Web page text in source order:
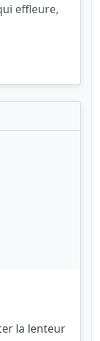
effleure,
la lenteur